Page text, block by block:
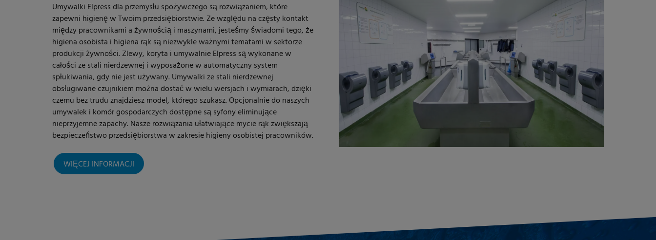
Umywalki Elpress dla przemysłu spożywczego są rozwiązaniem, które
zapewni higienę w Twoim przedsiębiorstwie. Ze względu na częsty kontakt
między pracownikami a żywnością i maszynami, jesteśmy świadomi tego, że
higiena osobista i higiena rąk są niezwykle ważnymi tematami w sektorze
produkcji żywności. Zlewy, koryta i umywalnie Elpress są wykonane w
całości ze stali nierdzewnej i wyposażone w automatyczny system
spłukiwania, gdy nie jest używany. Umywalki ze stali nierdzewnej
obsługiwane czujnikiem można dostać w wielu wersjach i wymiarach, dzięki
czemu bez trudu znajdziesz model, którego szukasz. Opcjonalnie do naszych
umywalek i komór gospodarczych dostępne są syfony eliminujące
nieprzyjemne zapachy. Nasze rozwiązania ułatwiające mycie rąk zwiększają
bezpieczeństwo przedsiębiorstwa w zakresie higieny osobistej pracowników.
WIĘCEJ INFORMACJI